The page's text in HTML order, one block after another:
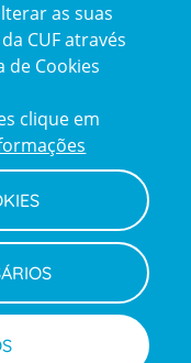
legais
as suas
CUF através
de Cookies
clique em